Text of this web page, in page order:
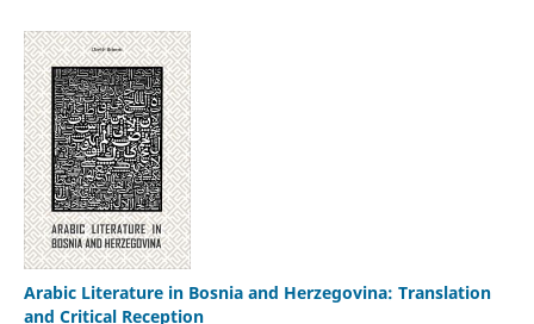
Arabic Literature in Bosnia and Herzegovina: Translation
and Critical Reception